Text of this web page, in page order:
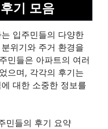
기 모음
입주민들의 다양한
위기와 주거 환경을
민들은 아파트의 여러
으며, 각각의 후기는
대한 소중한 정보를
민들의 후기 요약